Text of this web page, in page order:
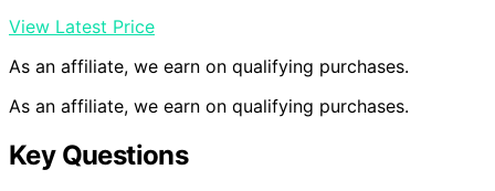
View Latest Price
As an affiliate, we earn on qualifying purchases.
As an affiliate, we earn on qualifying purchases.
Key Questions